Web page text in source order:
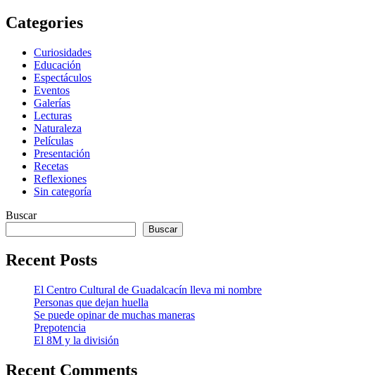
Categories
Curiosidades
Educación
Espectáculos
Eventos
Galerías
Lecturas
Naturaleza
Películas
Presentación
Recetas
Reflexiones
Sin categoría
Buscar
Buscar
Recent Posts
El Centro Cultural de Guadalcacín lleva mi nombre
Personas que dejan huella
Se puede opinar de muchas maneras
Prepotencia
El 8M y la división
Recent Comments